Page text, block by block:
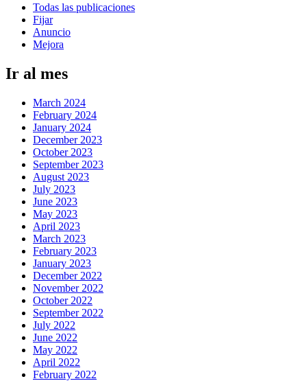
Todas las publicaciones
Fijar
Anuncio
Mejora
Ir al mes
March 2024
February 2024
January 2024
December 2023
October 2023
September 2023
August 2023
July 2023
June 2023
May 2023
April 2023
March 2023
February 2023
January 2023
December 2022
November 2022
October 2022
September 2022
July 2022
June 2022
May 2022
April 2022
February 2022